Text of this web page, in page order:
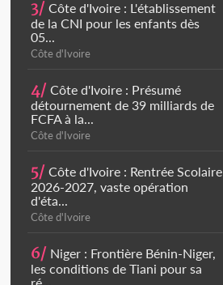
3/ Côte d'Ivoire : L'établissement
de la CNI pour les enfants dès
05...
Côte d'Ivoire
4/ Côte d'Ivoire : Présumé
détournement de 39 milliards de
FCFA à la...
Côte d'Ivoire
5/ Côte d'Ivoire : Rentrée Scolaire
2026-2027, vaste opération
d'éta...
Côte d'Ivoire
6/ Niger : Frontière Bénin-Niger,
les conditions de Tiani pour sa